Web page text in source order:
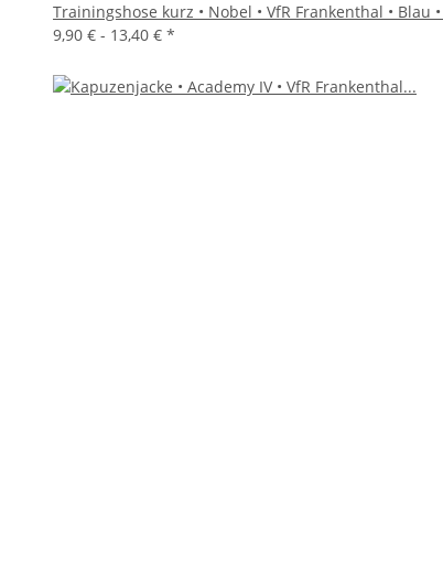
Trainingshose kurz • Nobel • VfR Frankenthal • Blau
9,90 € - 13,40 € *